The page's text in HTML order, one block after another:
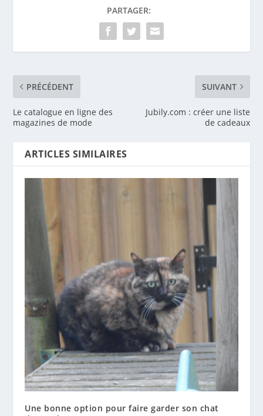
PARTAGER:
PRÉCÉDENT
Le catalogue en ligne des
magazines de mode
SUIVANT
Jubily.com : créer une liste
de cadeaux
ARTICLES SIMILAIRES
Une bonne option pour faire garder son chat